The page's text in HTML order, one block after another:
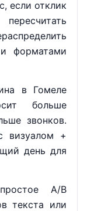
если отклик
форматами
в Гомеле
больше
звонков.
визуалом +
день для
A/B
текста или